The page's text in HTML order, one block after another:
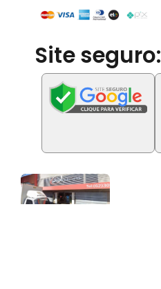
Site seguro: